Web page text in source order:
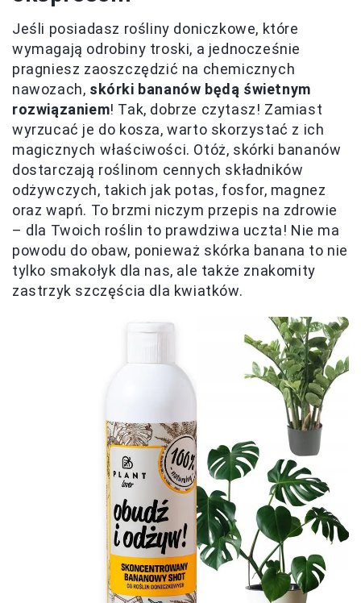
Jeśli posiadasz rośliny doniczkowe, które
wymagają odrobiny troski, a jednocześnie
pragniesz zaoszczędzić na chemicznych
nawozach, skórki bananów będą świetnym
rozwiązaniem! Tak, dobrze czytasz! Zamiast
wyrzucać je do kosza, warto skorzystać z ich
magicznych właściwości. Otóż, skórki bananów
dostarczają roślinom cennych składników
odżywczych, takich jak potas, fosfor, magnez
oraz wapń. To brzmi niczym przepis na zdrowie
– dla Twoich roślin to prawdziwa uczta! Nie ma
powodu do obaw, ponieważ skórka banana to nie
tylko smakołyk dla nas, ale także znakomity
zastrzyk szczęścia dla kwiatków.